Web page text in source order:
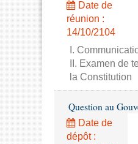
Date de
réunion :
14/10/2104
I.
II. Examen de
la Constitution
Question au
Date de
dépôt :